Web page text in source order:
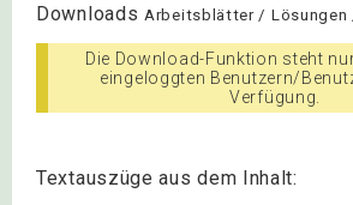
Downloads Arbeitsblätter / Lösungen
Die Download-Funktion steht
eingeloggten Benutzern/
Verfügung.
Textauszüge aus dem Inhalt: